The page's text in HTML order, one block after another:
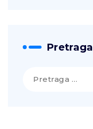
Pretraga